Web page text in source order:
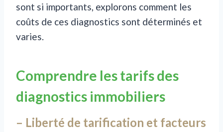
sont si importants, explorons comment les
coûts de ces diagnostics sont déterminés et
varies.
Comprendre les tarifs des
diagnostics immobiliers
– Liberté de tarification et facteurs